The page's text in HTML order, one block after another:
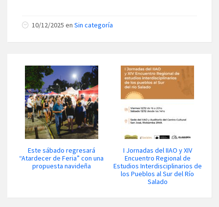
10/12/2025 en Sin categoría
Este sábado regresará
“Atardecer de Feria” con una
propuesta navideña
I Jornadas del IIAO y XIV
Encuentro Regional de
Estudios Interdisciplinarios de
los Pueblos al Sur del Río
Salado